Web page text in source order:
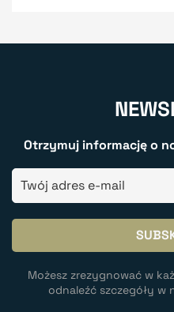
Otrzymuj informację o
Możesz zrezygnować w
odnaleźć szczegóły w